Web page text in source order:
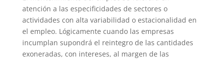
atención a las especificidades de sectores o
actividades con alta variabilidad o estacionalidad en
el empleo. Lógicamente cuando las empresas
incumplan supondrá el reintegro de las cantidades
exoneradas, con intereses, al margen de las